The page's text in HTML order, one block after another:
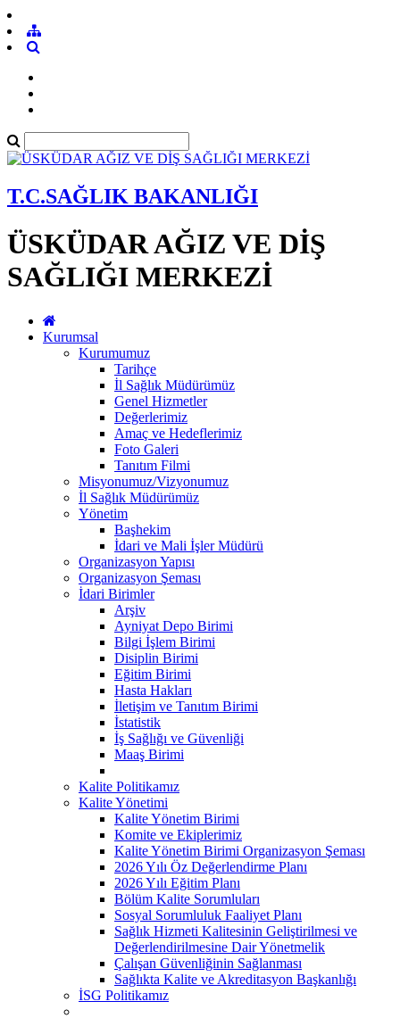
T.C.SAĞLIK BAKANLIĞI
ÜSKÜDAR AĞIZ VE DİŞ
SAĞLIĞI MERKEZİ
Kurumsal
Kurumumuz
Tarihçe
İl Sağlık Müdürümüz
Genel Hizmetler
Değerlerimiz
Amaç ve Hedeflerimiz
Foto Galeri
Tanıtım Filmi
Misyonumuz/Vizyonumuz
İl Sağlık Müdürümüz
Yönetim
Başhekim
İdari ve Mali İşler Müdürü
Organizasyon Yapısı
Organizasyon Şeması
İdari Birimler
Arşiv
Ayniyat Depo Birimi
Bilgi İşlem Birimi
Disiplin Birimi
Eğitim Birimi
Hasta Hakları
İletişim ve Tanıtım Birimi
İstatistik
İş Sağlığı ve Güvenliği
Maaş Birimi
Kalite Politikamız
Kalite Yönetimi
Kalite Yönetim Birimi
Komite ve Ekiplerimiz
Kalite Yönetim Birimi Organizasyon Şeması
2026 Yılı Öz Değerlendirme Planı
2026 Yılı Eğitim Planı
Bölüm Kalite Sorumluları
Sosyal Sorumluluk Faaliyet Planı
Sağlık Hizmeti Kalitesinin Geliştirilmesi ve
Değerlendirilmesine Dair Yönetmelik
Çalışan Güvenliğinin Sağlanması
Sağlıkta Kalite ve Akreditasyon Başkanlığı
İSG Politikamız